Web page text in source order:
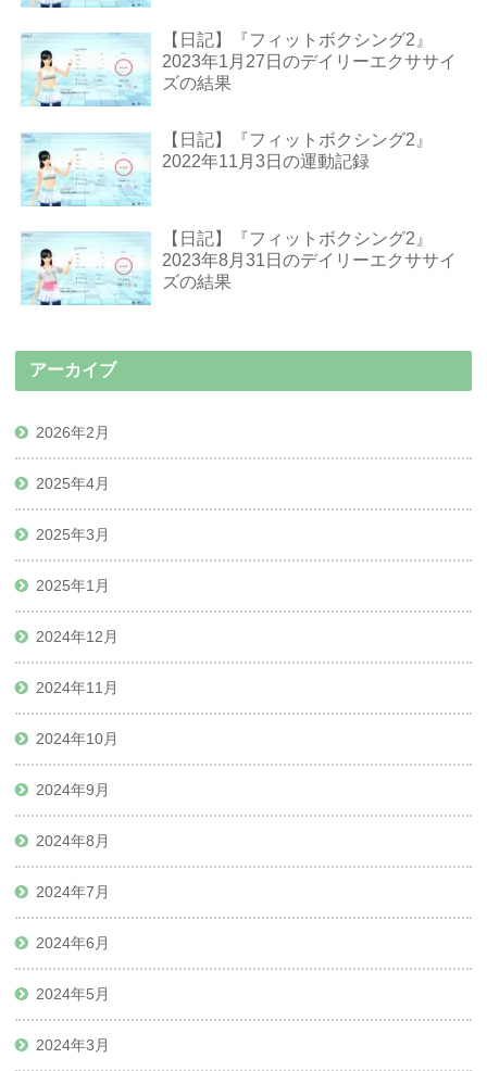
【日記】『フィットボクシング2』
2023年1月27日のデイリーエクササイ
ズの結果
【日記】『フィットボクシング2』
2022年11月3日の運動記録
【日記】『フィットボクシング2』
2023年8月31日のデイリーエクササイ
ズの結果
アーカイブ
2026年2月
2025年4月
2025年3月
2025年1月
2024年12月
2024年11月
2024年10月
2024年9月
2024年8月
2024年7月
2024年6月
2024年5月
2024年3月